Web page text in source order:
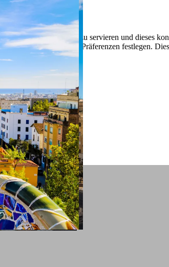
Nutzungserlebnis zu servieren und dieses
Sie Ihre persönlichen Präferenzen festlegen.